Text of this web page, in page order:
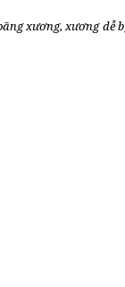
xương, xương dễ